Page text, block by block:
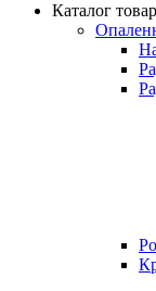
Каталог